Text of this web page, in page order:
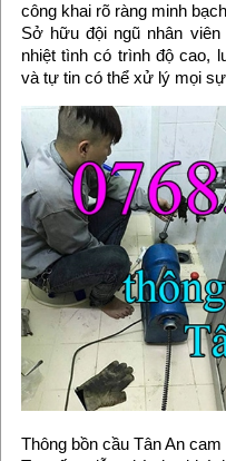
công khai rõ ràng minh
Sở hữu đội ngũ nhân viên
nhiệt tình có trình độ cao,
và tự tin có thể xử lý mọi
Thông bồn cầu Tân An cam